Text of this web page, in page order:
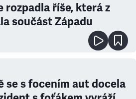
rozpadla říše, která z
součást Západu
se s focením aut docela